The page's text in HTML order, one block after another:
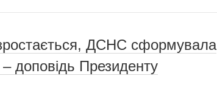
ДСНС сформувала
доповідь Президенту